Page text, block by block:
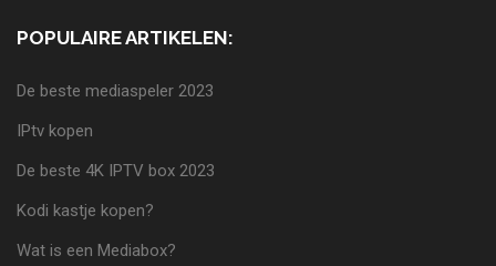
POPULAIRE ARTIKELEN:
De beste mediaspeler 2023
IPtv kopen
De beste 4K IPTV box 2023
Kodi kastje kopen?
Wat is een Mediabox?